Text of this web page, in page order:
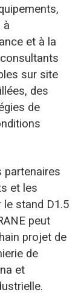
et à la
sur site
des
de
et les
stand D1.5
peut
projet de
de
et